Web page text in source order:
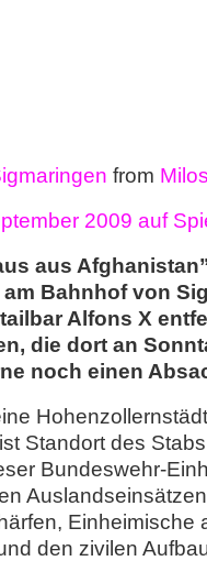
from
2009 auf
aus
Bahnhof von
Alfons X
die dort an
noch einen
Standort des
Bundeswehr-
Einheimische
den zivilen